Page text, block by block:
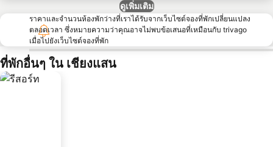
ดูเพิ่มเติม
ราคาและจำนวนห้องพักว่างที่เราได้รับจากเว็บไซต์จองที่พักเปลี่ยนแปลง
ตลอดเวลา ซึ่งหมายความว่าคุณอาจไม่พบข้อเสนอที่เหมือนกับ trivago
เมื่อไปยังเว็บไซต์จองที่พัก
ที่พักอื่นๆ ใน เชียงแสน